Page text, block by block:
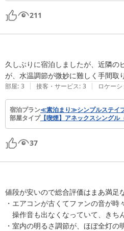
211
久しぶりに宿泊しましたが、近隣の
が、水温調節が微妙に難しく手間取
部屋: 3 | 接客・サービス: 3 | ロケーシ
宿泊プラン≪素泊まり≫シンプルステイ
部屋タイプ【喫煙】アネックスシングル
37
値段が安いので総合評価はまあ満足
・エアコンが古くてファンの音が時
操作音も出なくなっていて、きち
・室内の明るさ調節が、ほぼ全灯